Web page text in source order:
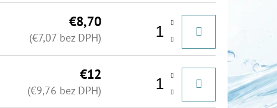
€8,70
(€7,07 bez DPH)
€12
(€9,76 bez DPH)